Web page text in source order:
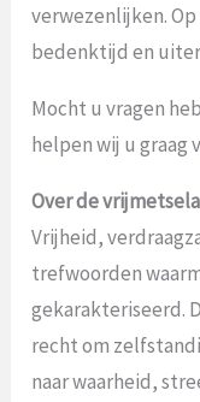
verwezenlijken.
bedenktijd en
Mocht u vragen
helpen wij u graag
Over de
Vrijheid,
trefwoorden
gekarakteriseerd.
recht om
naar waarheid,